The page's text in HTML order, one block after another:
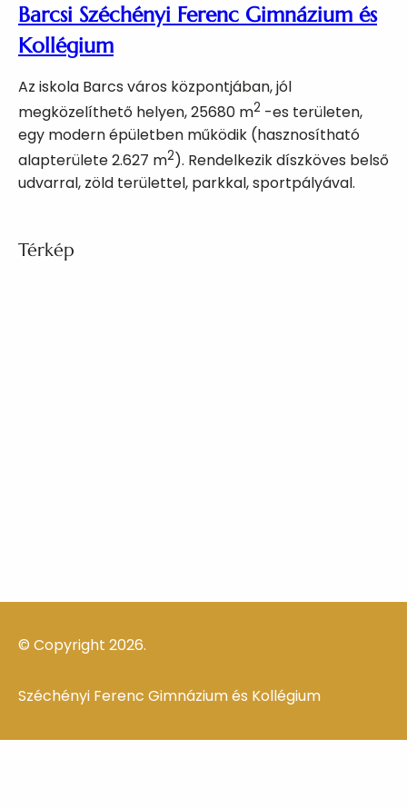
Barcsi Széchényi Ferenc Gimnázium és
Kollégium
Az iskola Barcs város központjában, jól
megközelíthető helyen, 25680 m2 -es területen,
egy modern épületben működik (hasznosítható
alapterülete 2.627 m2). Rendelkezik díszköves belső
udvarral, zöld területtel, parkkal, sportpályával.
Térkép
© Copyright 2026.
Széchényi Ferenc Gimnázium és Kollégium